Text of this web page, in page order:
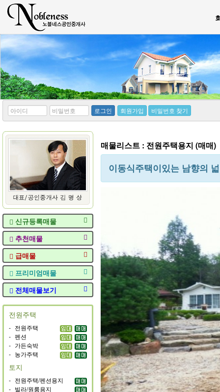
*
아
디
*
비
번
호
로그인 회원가입 비밀번호 찾기
신규등록매물
추천매물
급매물
프리미엄매물
전체매물보기
전원주택
- 전원주택
- 펜션
- 가든숙박
- 농가주택
토지
- 전원주택/펜션용지
- 빌라/원룸용지
매물리스트 : 전원주택용지 (매매)
이동식주택이있는 남향의